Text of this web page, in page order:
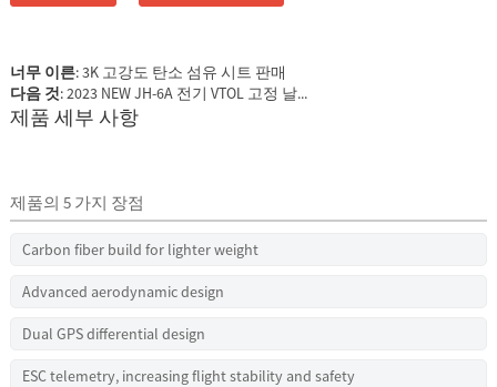
너무 이른:3K 고강도 탄소 섬유 시트 판매
다음 것:2023 NEW JH-6A 전기 VTOL 고정 날...
제품 세부 사항
제품의 5 가지 장점
Carbon fiber build for lighter weight
Advanced aerodynamic design
Dual GPS differential design
ESC telemetry, increasing flight stability and safety